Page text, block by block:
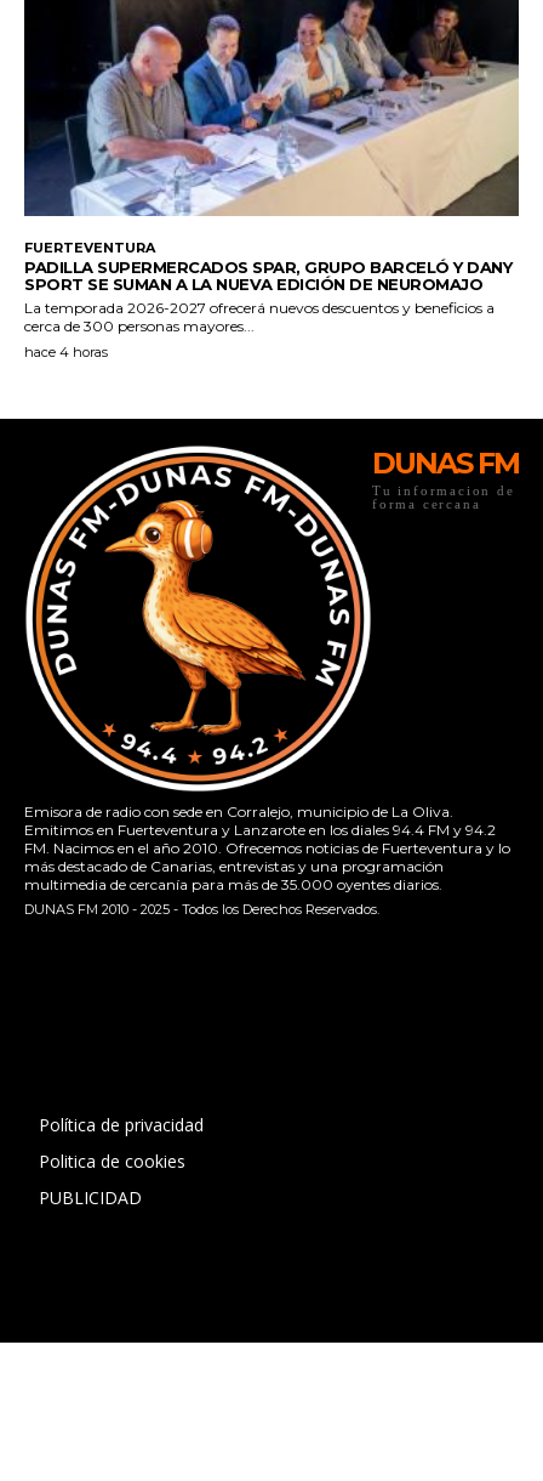
DUNAS FM
Tu informacion de
forma cercana
Emisora de radio con sede en Corralejo, municipio de La Oliva.
Emitimos en Fuerteventura y Lanzarote en los diales 94.4 FM y 94.2
FM. Nacimos en el año 2010. Ofrecemos noticias de Fuerteventura y lo
más destacado de Canarias, entrevistas y una programación
multimedia de cercanía para más de 35.000 oyentes diarios.
DUNAS FM 2010 - 2025 - Todos los Derechos Reservados.
Política de privacidad
Politica de cookies
PUBLICIDAD